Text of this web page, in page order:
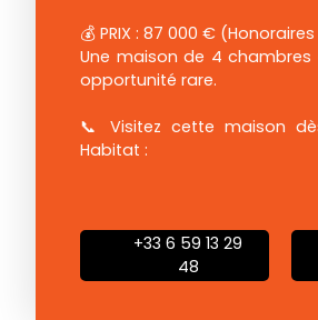
💰 PRIX : 87 000 € (Honoraires
Une maison de 4
opportunité rare.
📞 Visitez cette maison
Habitat :
+33 6 59 13 29
48